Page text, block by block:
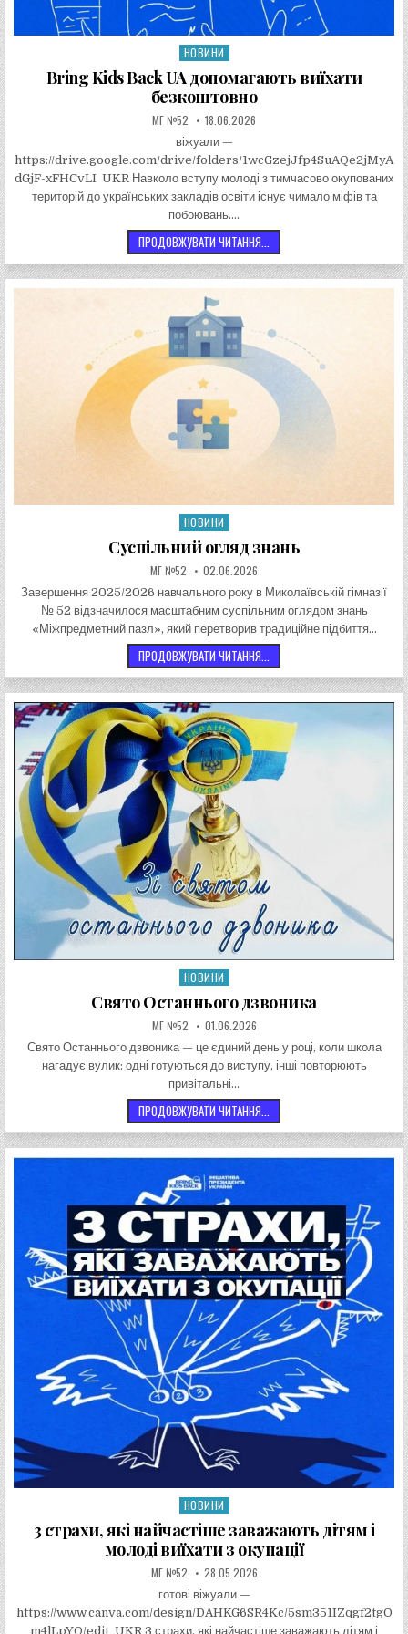
Опублікувати в
НОВИНИ
Bring Kids Back UA допомагають виїхати
безкоштовно
АВТОР:
МГ №52 ДАТА ЗАПИСИ:
18.06.2026
віжуали —
https://drive.google.com/drive/folders/1wcGzejJfp4SuAQe2jMyA
dGjF-xFHCvLI UKR Навколо вступу молоді з тимчасово окупованих
територій до українських закладів освіти існує чимало міфів та
побоювань….
ПРОДОВЖУВАТИ ЧИТАННЯ... BRING KIDS BACK UA
Опублікувати в
НОВИНИ
Суспільний огляд знань
АВТОР:
МГ №52 ДАТА ЗАПИСИ:
02.06.2026
Завершення 2025/2026 навчального року в Миколаївській гімназії
№ 52 відзначилося масштабним суспільним оглядом знань
«Міжпредметний пазл», який перетворив традиційне підбиття…
ПРОДОВЖУВАТИ ЧИТАННЯ...
Опублікувати в
НОВИНИ
Свято Останнього дзвоника
АВТОР:
МГ №52 ДАТА ЗАПИСИ:
01.06.2026
Свято Останнього дзвоника — це єдиний день у році, коли школа
нагадує вулик: одні готуються до виступу, інші повторюють
привітальні…
ПРОДОВЖУВАТИ ЧИТАННЯ... СВЯТО ОСТАННЬОГО
Опублікувати в
НОВИНИ
3 страхи, які найчастіше заважають дітям і
молоді виїхати з окупації
АВТОР:
МГ №52 ДАТА ЗАПИСИ:
28.05.2026
готові віжуали —
https://www.canva.com/design/DAHKG6SR4Kc/5sm351IZqgf2tgO
m4lLpYQ/edit UKR 3 страхи, які найчастіше заважають дітям і